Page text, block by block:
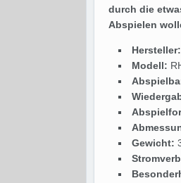
durch die
Abspielen
Hersteller:
Modell:
Gewicht: